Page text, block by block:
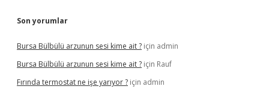
Son yorumlar
Bursa Bülbülü arzunun sesi kime ait ? için admin
Bursa Bülbülü arzunun sesi kime ait ? için Rauf
Fırında termostat ne işe yarıyor ? için admin